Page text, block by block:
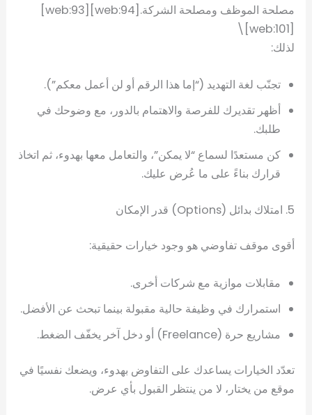
مصلحة الموظف ومصلحة الشركة.[web:94][web:93]
[web:101]\
لذلك:
تجنّب لغة التهديد (“إما هذا الرقم أو لن أعمل معكم”).
أظهر تقديرك للفرصة والاهتمام بالدور، مع وضوحك في
طلبك.
كن مستعدًا لسماع “لا يمكن”، والتعامل معها بهدوء، ثم اتخاذ
قرارك بناءً على ما عُرض عليك.
5. امتلاك بدائل (Options) قدر الإمكان
أقوى موقف تفاوضي هو وجود خيارات حقيقية:
مقابلات موازية مع شركات أخرى.
استمرارك في وظيفة حالية مقبولة بينما تبحث عن الأفضل.
مشاريع حرة (Freelance) أو دخل آخر يخفّف الضغط.
تعدّد الخيارات يساعدك على التفاوض بهدوء، ويضعك نفسيًا في
موقع من يختار، لا من ينتظر القبول بأي عرض.